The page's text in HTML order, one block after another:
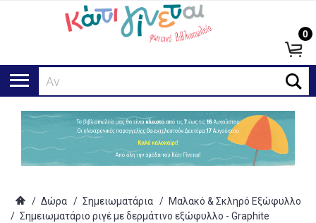
Αναζή
0
/ Δώρα / Σημειωματάρια / Μαλακό & Σκληρό Εξώφυλλο
/ Σημειωματάριο ριγέ με δερμάτινο εξώφυλλο - Graphite